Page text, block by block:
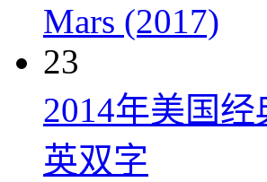
Mars (2017)
23
2014年美国
英双字